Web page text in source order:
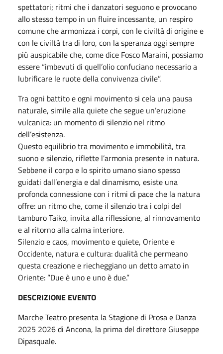
spettatori; ritmi che i danzatori seguono e provocano
allo stesso tempo in un fluire incessante, un respiro
comune che armonizza i corpi, con le civiltà di origine e
con le civiltà tra di loro, con la speranza oggi sempre
più auspicabile che, come dice Fosco Maraini, possiamo
essere “imbevuti di quell’olio confuciano necessario a
lubrificare le ruote della convivenza civile”.
Tra ogni battito e ogni movimento si cela una pausa
naturale, simile alla quiete che segue un’eruzione
vulcanica: un momento di silenzio nel ritmo
dell’esistenza.
Questo equilibrio tra movimento e immobilità, tra
suono e silenzio, riflette l’armonia presente in natura.
Sebbene il corpo e lo spirito umano siano spesso
guidati dall’energia e dal dinamismo, esiste una
profonda connessione con i ritmi di pace che la natura
offre: un ritmo che, come il silenzio tra i colpi del
tamburo Taiko, invita alla riflessione, al rinnovamento
e al ritorno alla calma interiore.
Silenzio e caos, movimento e quiete, Oriente e
Occidente, natura e cultura: dualità che permeano
questa creazione e riecheggiano un detto amato in
Oriente: “Due è uno e uno è due.”
DESCRIZIONE EVENTO
Marche Teatro presenta la Stagione di Prosa e Danza
2025 2026 di Ancona, la prima del direttore Giuseppe
Dipasquale.